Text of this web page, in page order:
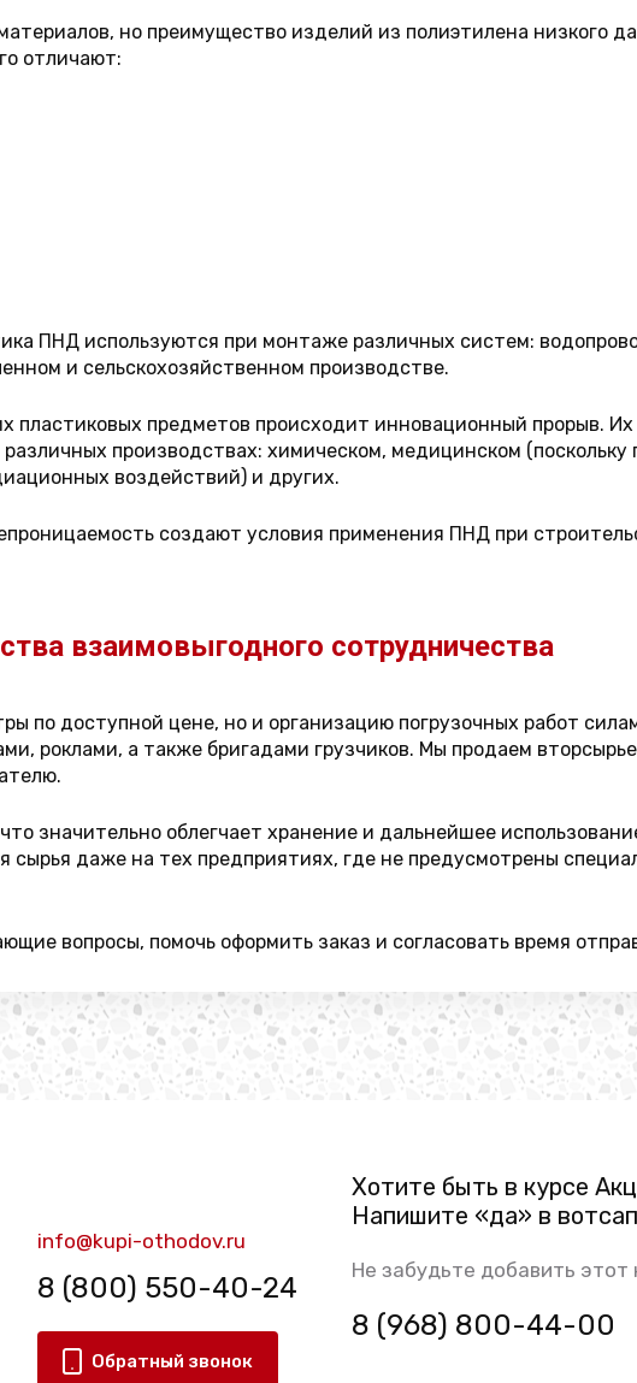
но преимущество изделий из полиэтилена низкого
отличают:
ПНД используются при монтаже различных систем:
и сельскохозяйственном производстве.
пластиковых предметов происходит инновационный прорыв.
производствах: химическом, медицинском (поскольку
воздействий) и других.
создают условия применения ПНД при
взаимовыгодного сотрудничества
по доступной цене, но и организацию погрузочных работ
роклами, а также бригадами грузчиков. Мы продаем
значительно облегчает хранение и дальнейшее
даже на тех предприятиях, где не предусмотрены
вопросы, помочь оформить заказ и согласовать время
info@kupi-othodov.ru
8 (800) 550-40-24
Обратный звонок
Хотите быть в курсе
Напишите «да» в
Не забудьте добавить этот
8 (968) 800-44-00